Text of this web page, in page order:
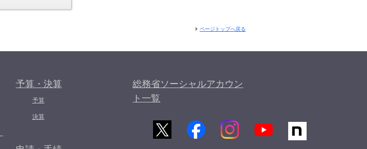
ページトップへ戻る
予算・決算
予算
決算
総務省ソーシャルアカウン
ト一覧